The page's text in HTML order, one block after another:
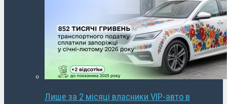
Лише за 2 місяці власники VIP-авто в